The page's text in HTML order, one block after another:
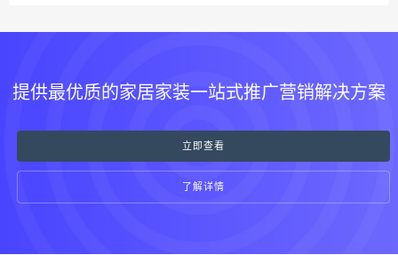
提供最优质的家居家装一站式推广营销解决方案
立即查看
了解详情